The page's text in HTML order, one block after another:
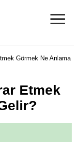
≡
Görmek Ne Anlama
Etmek